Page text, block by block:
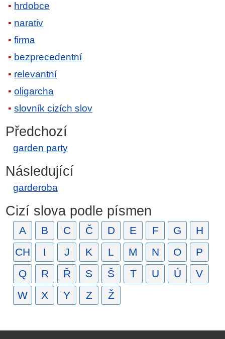
hrdobce
narativ
firma
bezprecedentní
relevantní
oligarcha
slovník cizích slov
Předchozí
garden party
Následující
garderoba
Cizí slova podle písmen
A B C Č D E F G
H
CH
I J K L M N O
P
Q
R Ř S Š T U Ú
V
W
X Y Z Ž